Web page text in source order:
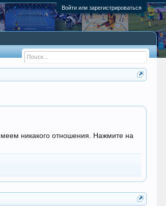
Войти или зарегистрироваться
никакого отношения. Нажмите на